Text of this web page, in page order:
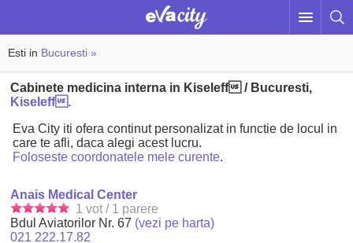
Esti in Bucuresti »
Cabinete medicina interna in Kiseleff / Bucuresti,
Kiseleff.
Eva City iti ofera continut personalizat in functie de locul in
care te afli, daca alegi acest lucru.
Foloseste coordonatele mele curente.
Anais Medical Center
1 vot / 1 parere
Bdul Aviatorilor Nr. 67 (vezi pe harta)
021 222.17.82